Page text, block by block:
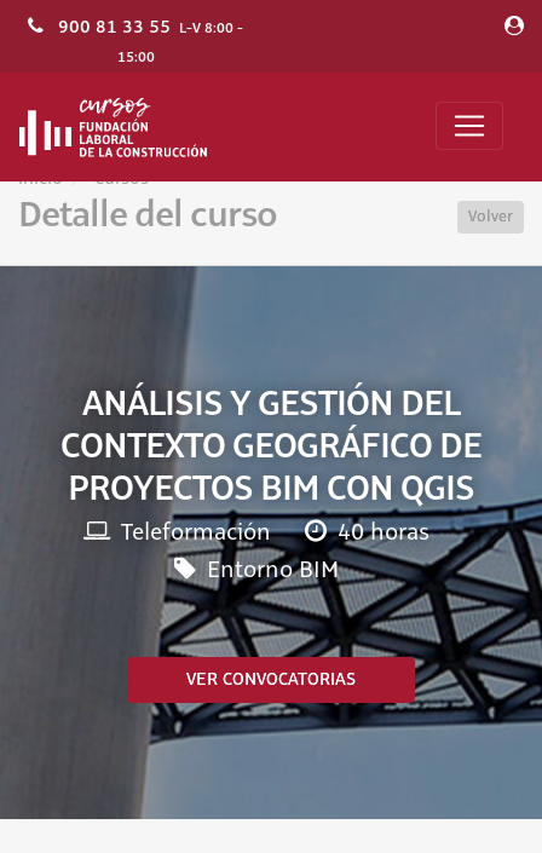
900 81 33 55 L-V 8:00 -
15:00
Inicio Cursos
Detalle del curso Volver
ANÁLISIS Y GESTIÓN DEL
CONTEXTO GEOGRÁFICO DE
PROYECTOS BIM CON QGIS
Teleformación
40 horas
Entorno BIM
VER CONVOCATORIAS